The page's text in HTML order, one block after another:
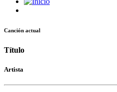
Canción actual
Título
Artista